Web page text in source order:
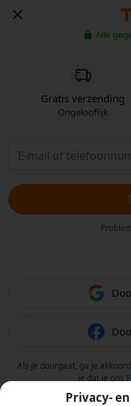
Alle
Gratis verzending
Ongelooflijk
Als je doorgaat, ga je
je dat je ons
Privacy-